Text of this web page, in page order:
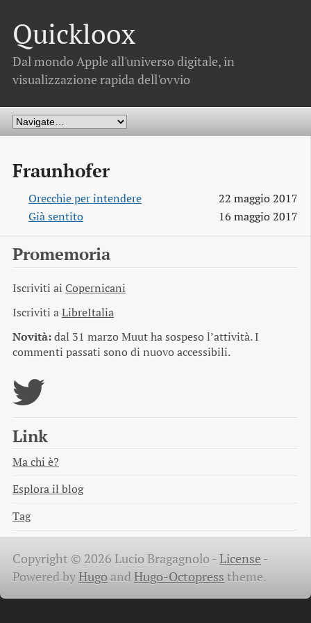
Quickloox
Dal mondo Apple all'universo digitale, in
visualizzazione rapida dell'ovvio
Fraunhofer
Orecchie per intendere
22 maggio 2017
Già sentito
16 maggio 2017
Promemoria
Iscriviti ai Copernicani
Iscriviti aLibreItalia
Novità:dal 31 marzo Muut ha sospeso l’attività. I
commenti passati sono di nuovo accessibili.
Link
Ma chi è?
Esplora il blog
Tag
Copyright © 2026 Lucio Bragagnolo -License -
Powered byHugo and Hugo-Octopress theme.